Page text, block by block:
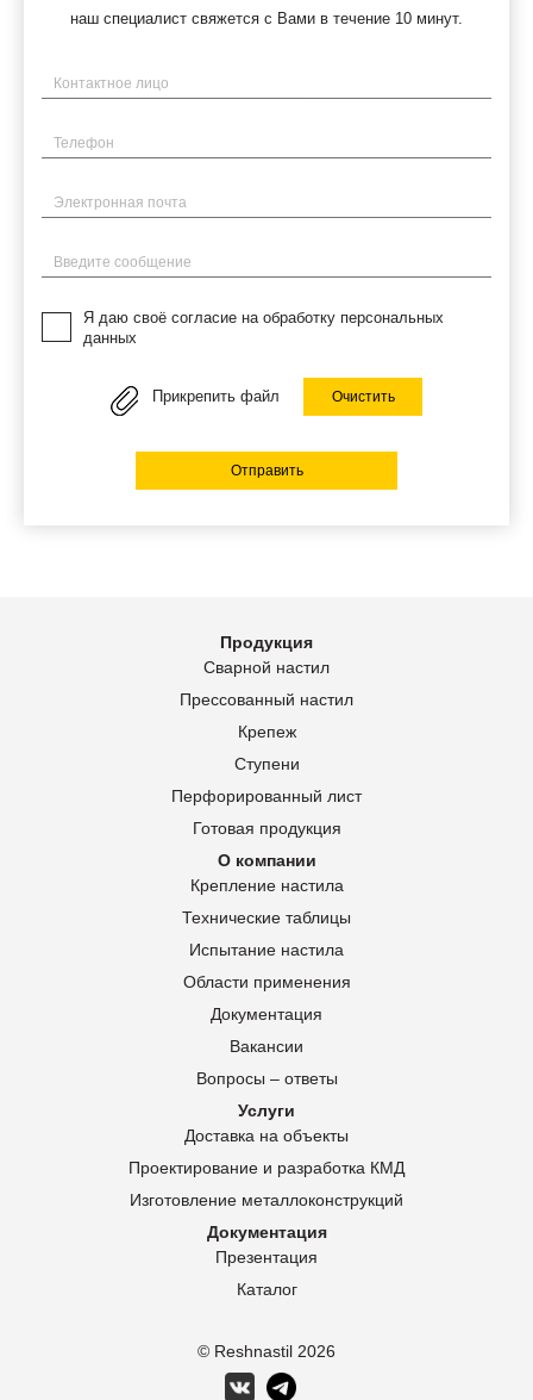
наш специалист свяжется с Вами в течение 10 минут.
Имя
Телефон
Электронная почта
Введите сообщение
Я даю своё согласие на обработку персональных
данных
Прикрепить файл Очистить
Отправить
© Reshnastil 2026
Продукция
Сварной настил
Прессованный настил
Крепеж
Ступени
Перфорированный лист
Готовая продукция
О компании
Крепление настила
Технические таблицы
Испытание настила
Области применения
Документация
Вакансии
Вопросы – ответы
Услуги
Доставка на объекты
Проектирование и разработка КМД
Изготовление металлоконструкций
Документация
Презентация
Каталог